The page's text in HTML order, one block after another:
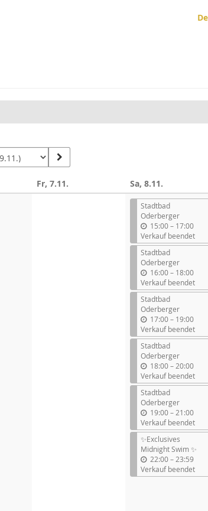
Fr, 7.11. Sa, 8.11.
Stadtbad
Oderberger
15:00 –b
i
s
17:00
Verkauf beendet
Stadtbad
Oderberger
16:00 –b
i
s
18:00
Verkauf beendet
Stadtbad
Oderberger
17:00 –b
i
s
19:00
Verkauf beendet
Stadtbad
Oderberger
18:00 –b
i
s
20:00
Verkauf beendet
Stadtbad
Oderberger
19:00 –b
i
s
21:00
Verkauf beendet
✨Exclusives
Midnight Swim ✨
22:00 –b
i
s
23:59
Verkauf beendet